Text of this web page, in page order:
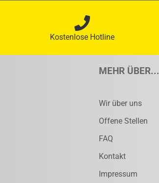
Kostenlose Hotline
MEHR ÜBER...
Wir über uns
Offene Stellen
FAQ
Kontakt
Impressum